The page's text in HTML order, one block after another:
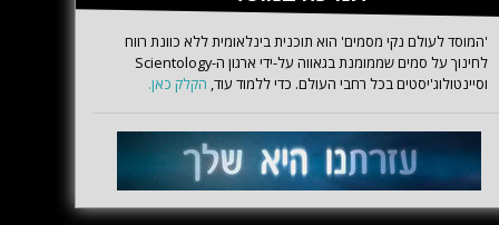
'המוסד לעולם נקי מסמים' הוא תוכנית בינלאומית ללא כוונת רווח
לחינוך על סמים שממומנת בגאווה על-ידי ארגון ה-Scientology
וסיינטולוג'יסטים בכל רחבי העולם. כדי ללמוד עוד, הקלק כאן.